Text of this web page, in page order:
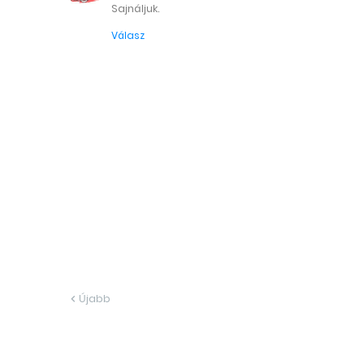
Sajnáljuk.
Válasz
Újabb